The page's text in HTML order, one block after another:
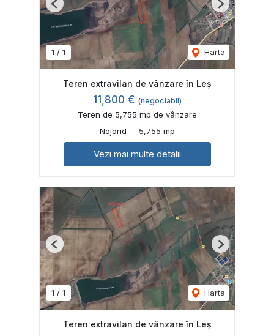
1 / 1 Harta
Previous Next
Teren extravilan de vânzare în Leș
11,800 € (negociabil)
Teren de 5,755 mp de vânzare
Nojorid
5,755 mp
Vezi mai multe detalii
1 / 1 Harta
Previous Next
Teren extravilan de vânzare în Leș